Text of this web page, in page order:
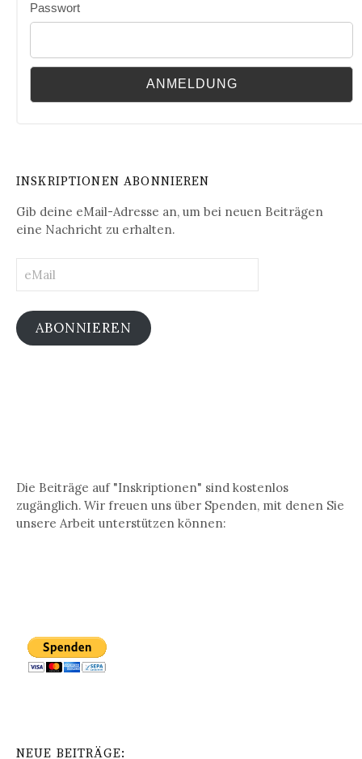
Passwort
INSKRIPTIONEN ABONNIEREN
Gib deine eMail-Adresse an, um bei neuen Beiträgen
eine Nachricht zu erhalten.
ABONNIEREN
Die Beiträge auf "Inskriptionen" sind kostenlos
zugänglich. Wir freuen uns über Spenden, mit denen Sie
unsere Arbeit unterstützen können:
NEUE BEITRÄGE: